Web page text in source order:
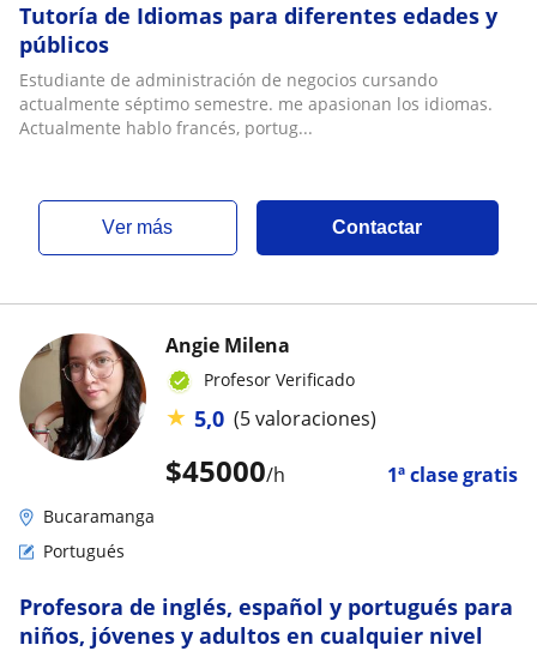
Tutoría de Idiomas para diferentes edades y
públicos
Estudiante de administración de negocios cursando
actualmente séptimo semestre. me apasionan los idiomas.
Actualmente hablo francés, portug...
ver más Contactar
$45000/h 1ª clase gratis
Angie Milena
Profesor Verificado
★ 5,0 (5 valoraciones)
Bucaramanga
Portugués
Profesora de inglés, español y portugués para
niños, jóvenes y adultos en cualquier nivel